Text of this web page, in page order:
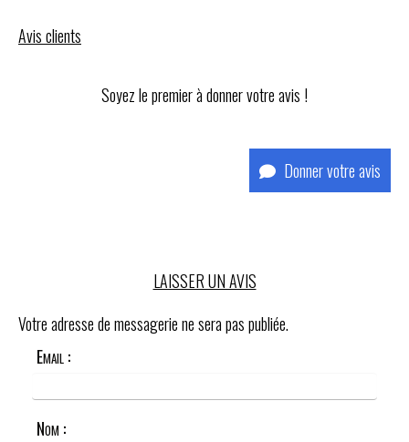
Avis clients
Soyez le premier à donner votre avis !
Donner votre avis
LAISSER UN AVIS
Votre adresse de messagerie ne sera pas publiée.
Email :
Nom :